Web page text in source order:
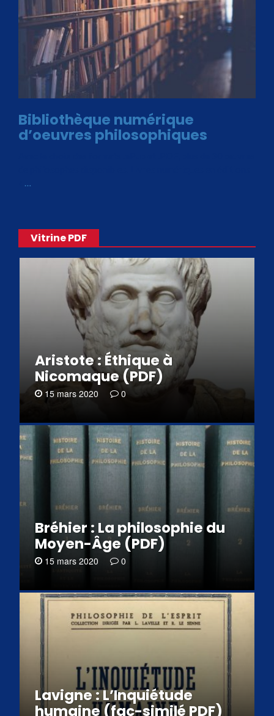
Bibliothèque numérique
d’oeuvres philosophiques
…
Vitrine PDF
Aristote : Éthique à
Nicomaque (PDF)
15 mars 2020 0
Bréhier : La philosophie du
Moyen-Âge (PDF)
15 mars 2020 0
Lavigne : L’Inquiétude
humaine (fac-similé PDF)